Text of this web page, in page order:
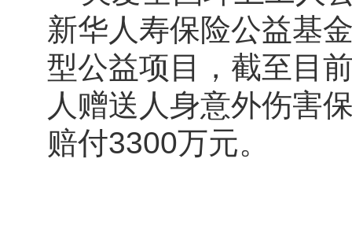
新华人寿保险公益基
型公益项目，截至目
人赠送人身意外伤害
赔付3300万元。